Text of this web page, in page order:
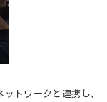
トワークと連携し、